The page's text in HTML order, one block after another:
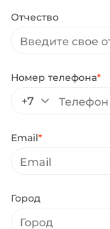
Отчество
Номер телефона*
+7
Email*
Город